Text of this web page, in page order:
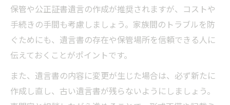
保管や公正証書遺言の作成が推奨されますが、コストや
手続きの手間も考慮しましょう。家族間のトラブルを防
ぐためにも、遺言書の存在や保管場所を信頼できる人に
伝えておくことがポイントです。
また、遺言書の内容に変更が生じた場合は、必ず新たに
作成し直し、古い遺言書が残らないようにしましょう。